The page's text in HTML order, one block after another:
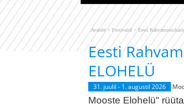
projektide.
esinejate vokaal- ja
loominguline fantaasia
Eesti
ELOHELÜ
Avaleht > Festivalid > Eesti
Eesti
ELOHELÜ
31. juulil - 1. augustil 2026
Mooste Elohelü"